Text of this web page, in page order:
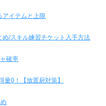
アイテムと上限
/スキル練習チケット入手方法
確率
量0！【放置厨対策】